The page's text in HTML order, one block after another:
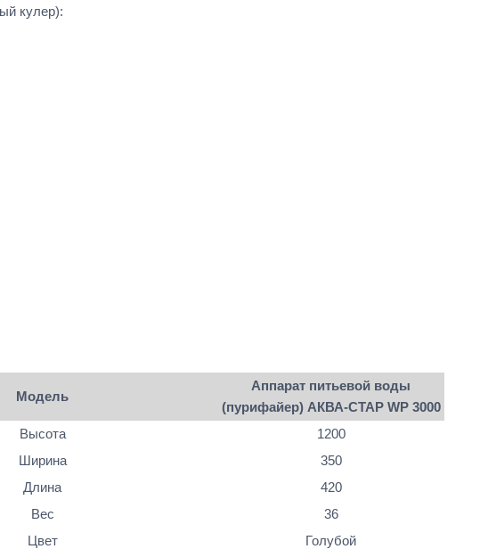
кулер):
Модель
Аппарат питьевой воды
(пурифайер) АКВА-СТАР WP 3000
Высота
1200
Ширина
350
Длина
420
Вес
36
Цвет
Голубой